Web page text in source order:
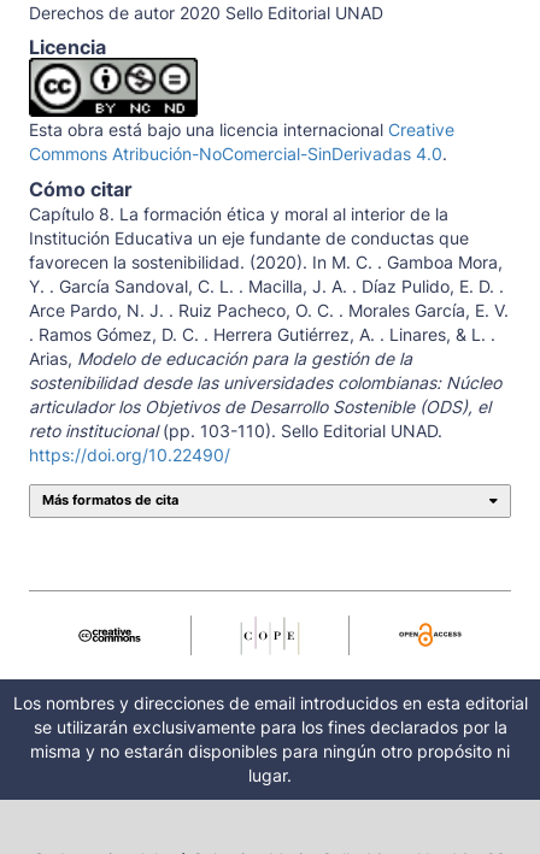
Derechos de autor 2020 Sello Editorial UNAD
Licencia
Esta obra está bajo una licencia internacional Creative
Commons Atribución-NoComercial-SinDerivadas 4.0.
Cómo citar
Capítulo 8. La formación ética y moral al interior de la
Institución Educativa un eje fundante de conductas que
favorecen la sostenibilidad. (2020). In M. C. . Gamboa Mora,
Y. . García Sandoval, C. L. . Macilla, J. A. . Díaz Pulido, E. D. .
Arce Pardo, N. J. . Ruiz Pacheco, O. C. . Morales García, E. V.
. Ramos Gómez, D. C. . Herrera Gutiérrez, A. . Linares, & L. .
Arias, Modelo de educación para la gestión de la
sostenibilidad desde las universidades colombianas: Núcleo
articulador los Objetivos de Desarrollo Sostenible (ODS), el
reto institucional(pp. 103-110). Sello Editorial UNAD.
https://doi.org/10.22490/
Más formatos de cita
Los nombres y direcciones de email introducidos en esta editorial
se utilizarán exclusivamente para los fines declarados por la
misma y no estarán disponibles para ningún otro propósito ni
lugar.